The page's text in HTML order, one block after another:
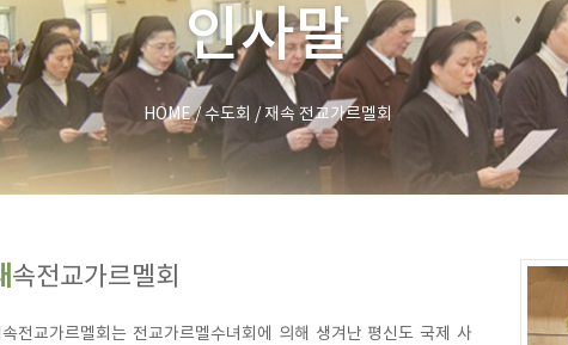
인사말
HOME/수도회 / 재속 전교가르멜회
재속전교가르멜회
전교가르멜회는 전교가르멜수녀회에 의해 생겨난 평신도 국제 사